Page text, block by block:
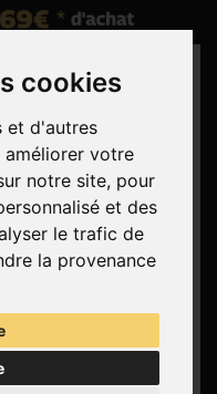
cookies
et d'autres
votre
notre site, pour
et des
le trafic de
la provenance